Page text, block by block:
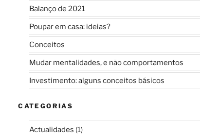
Balanço de 2021
Poupar em casa: ideias?
Conceitos
Mudar mentalidades, e não comportamentos
Investimento: alguns conceitos básicos
CATEGORIAS
Actualidades (1)